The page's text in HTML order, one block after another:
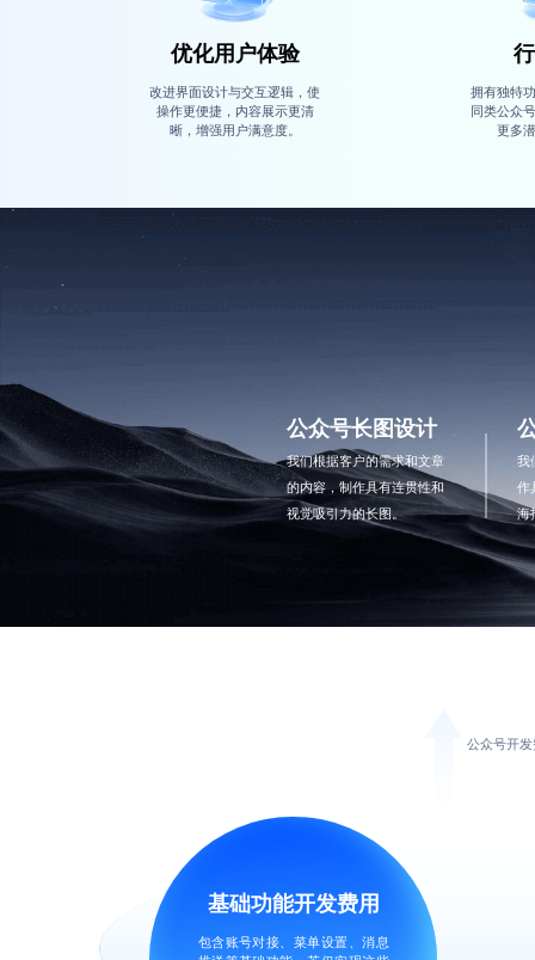
优化用户体验
改进界面设计与交互逻辑，使
操作更便捷，内容展示更清
晰，增强用户满意度。
拥有独特
同类公众
更多
公众号长图设计
我们根据客户的需求和文章
的内容，制作具有连贯性和
视觉吸引力的长图。
我
作
海
公众号开
基础功能开发费用
包含账号对接、菜单设置、消息